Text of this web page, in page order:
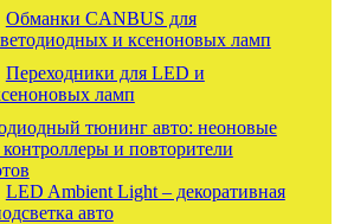
Обманки CANBUS для
и ксеноновых ламп
Переходники для LED и
ламп
тюнинг авто: неоновые
и повторители
LED Ambient Light – декоративная
авто